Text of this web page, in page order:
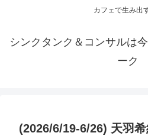
カフェで生み出
シンクタンク＆コンサルは
ーク
(2026/6/19-6/26) 天羽